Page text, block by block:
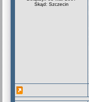
Skąd: Szczecin